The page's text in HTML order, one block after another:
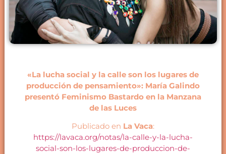
«La lucha social y la calle son los lugares de
producción de pensamiento»: María Galindo
presentó Feminismo Bastardo en la Manzana
de las Luces
Publicado en La Vaca:
https://lavaca.org/notas/la-calle-y-la-lucha-
social-son-los-lugares-de-produccion-de-